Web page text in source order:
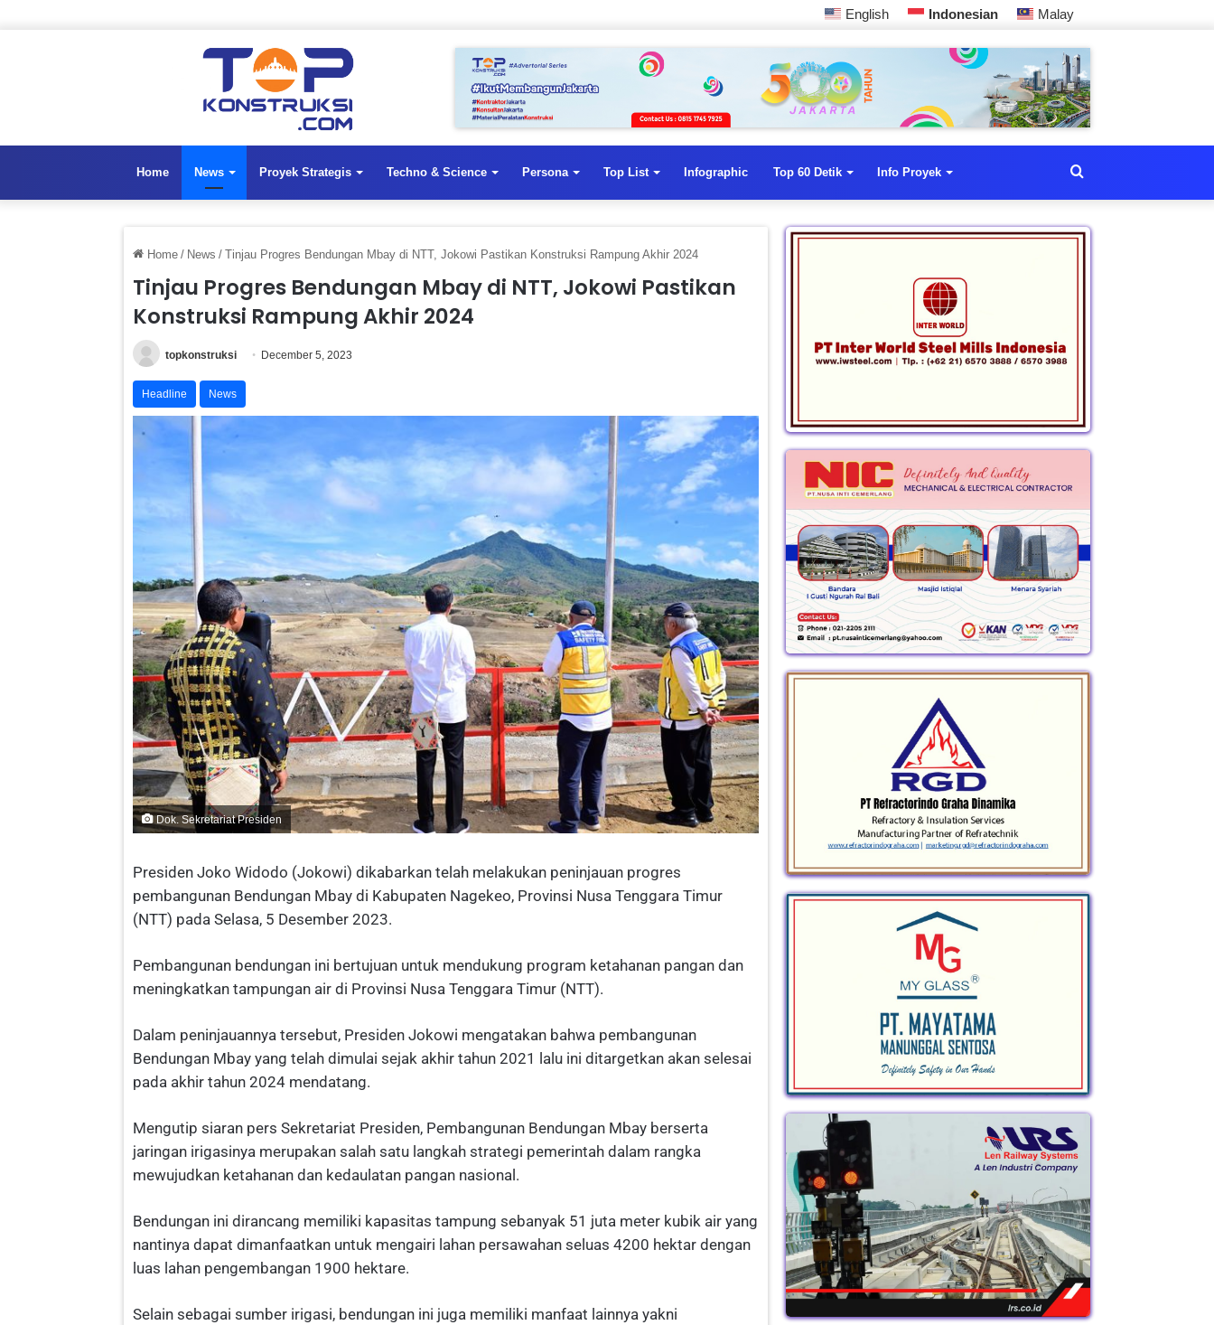
English Indonesian Malay
Home News Proyek Strategis Techno & Science Persona Top List Infographic Top 60 Detik Info Proyek
Home / News / Tinjau Progres Bendungan Mbay di NTT, Jokowi Pastikan Konstruksi Rampung Akhir 2024
Tinjau Progres Bendungan Mbay di NTT, Jokowi Pastikan
Konstruksi Rampung Akhir 2024
topkonstruksi December 5, 2023
Headline News
Dok. Sekretariat Presiden
Presiden Joko Widodo (Jokowi) dikabarkan telah melakukan peninjauan progres
pembangunan Bendungan Mbay di Kabupaten Nagekeo, Provinsi Nusa Tenggara Timur
(NTT) pada Selasa, 5 Desember 2023.
Pembangunan bendungan ini bertujuan untuk mendukung program ketahanan pangan dan
meningkatkan tampungan air di Provinsi Nusa Tenggara Timur (NTT).
Dalam peninjauannya tersebut, Presiden Jokowi mengatakan bahwa pembangunan
Bendungan Mbay yang telah dimulai sejak akhir tahun 2021 lalu ini ditargetkan akan selesai
pada akhir tahun 2024 mendatang.
Mengutip siaran pers Sekretariat Presiden, Pembangunan Bendungan Mbay berserta
jaringan irigasinya merupakan salah satu langkah strategi pemerintah dalam rangka
mewujudkan ketahanan dan kedaulatan pangan nasional.
Bendungan ini dirancang memiliki kapasitas tampung sebanyak 51 juta meter kubik air yang
nantinya dapat dimanfaatkan untuk mengairi lahan persawahan seluas 4200 hektar dengan
luas lahan pengembangan 1900 hektare.
Selain sebagai sumber irigasi, bendungan ini juga memiliki manfaat lainnya yakni